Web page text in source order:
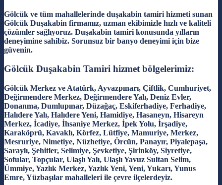
Gölcük ve tüm mahallelerinde duşakabin tamiri hizmeti sunan
Gölcük Duşakabin firmamız, uzman ekibimizle hızlı ve kaliteli
çözümler sağlıyoruz. Duşakabin tamiri konusunda yılların
deneyimine sahibiz. Sorunsuz bir banyo deneyimi için bize
güvenin.
Gölcük Duşakabin Tamiri hizmet bölgelerimiz:
Gölcük Merkez ve Atatürk, Ayvazpınarı, Çiftlik, Cumhuriyet,
Değirmendere Merkez, Değirmendere Yalı, Deniz Evler,
Donanma, Dumlupınar, Düzağaç, Eskiferhadiye, Ferhadiye,
Halıdere Yalı, Halıdere Yeni, Hamidiye, Hasaneyn, Hisareyn
Merkez, İcadiye, İhsaniye Merkez, İpek Yolu, İrşadiye,
Karaköprü, Kavaklı, Körfez, Lütfiye, Mamuriye, Merkez,
Mesruriye, Nimetiye, Nüzhetiye, Örcün, Panayır, Piyalepaşa,
Saraylı, Şehitler, Selimiye, Şevketiye, Şirinköy, Siyretiye,
Sofular, Topçular, Ulaşlı Yalı, Ulaşlı Yavuz Sultan Selim,
Ümmiye, Yazlık Merkez, Yazlık Yeni, Yeni, Yukarı, Yunus
Emre, Yüzbaşılar mahalleleri ile çevre ilçelerdeyiz.